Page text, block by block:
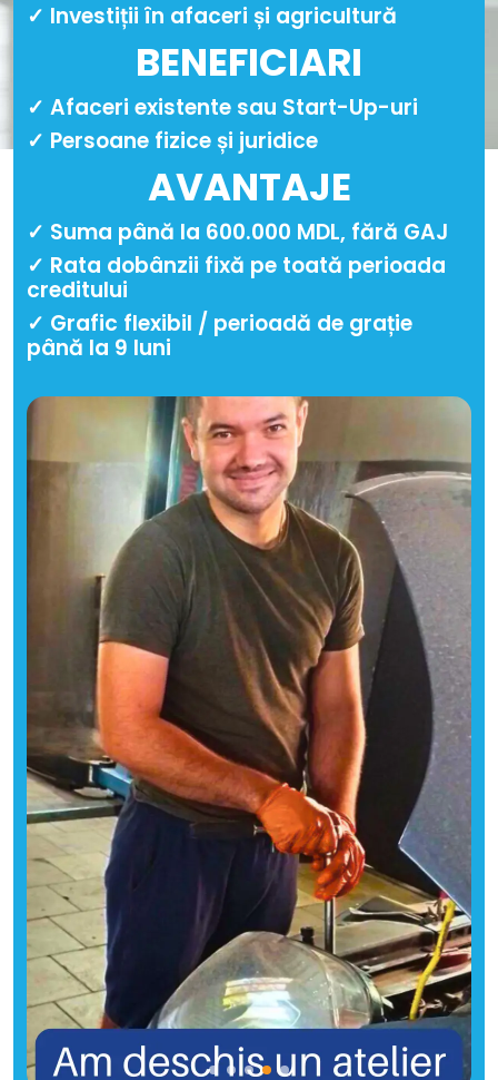
✓ Investiții în afaceri și agricultură
BENEFICIARI
✓ Afaceri existente sau Start-Up-uri
✓ Persoane fizice și juridice
AVANTAJE
✓ Suma până la 600.000 MDL, fără GAJ
✓ Rata dobânzii fixă pe toată perioada
creditului
✓ Grafic flexibil / perioadă de grație
până la 9 luni